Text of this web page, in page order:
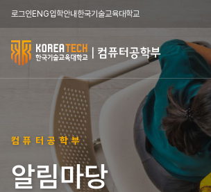
로그인ENG입학안내한국기술교육대학교
한
국
교
육
컴퓨터공학부
알림마당